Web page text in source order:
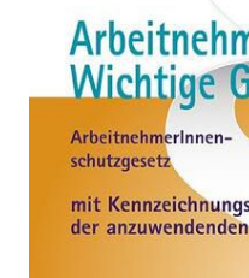
Ausgabe 2026
Wolfgang Adametz
Verlag: ÖGB Verlag
Buch
Softcover